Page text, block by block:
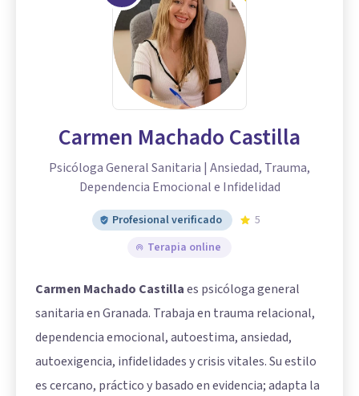
Carmen Machado Castilla
Psicóloga General Sanitaria | Ansiedad, Trauma,
Dependencia Emocional e Infidelidad
Profesional verificado
5
Terapia online
Carmen Machado Castillaes psicóloga general
sanitaria en Granada. Trabaja en trauma relacional,
dependencia emocional, autoestima, ansiedad,
autoexigencia, infidelidades y crisis vitales. Su estilo
es cercano, práctico y basado en evidencia; adapta la